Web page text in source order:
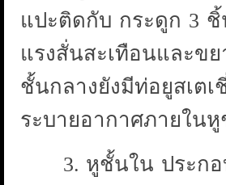
แปะติดกับ กระดูก 3
แรงสั่นสะเทือนและข
ชั้นกลางยังมีท่อยูสเ
ระบายอากาศภายใน
3. หูชั้นใน ประกอบ